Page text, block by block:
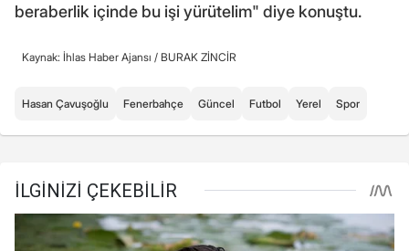
beraberlik içinde bu işi yürütelim" diye konuştu.
Kaynak: İhlas Haber Ajansı / BURAK ZİNCİR
Hasan Çavuşoğlu Fenerbahçe Güncel Futbol Yerel Spor